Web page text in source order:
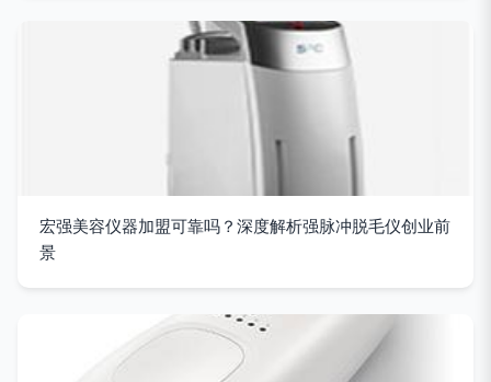
宏强美容仪器加盟可靠吗？深度解析强脉冲脱毛仪创业前
景